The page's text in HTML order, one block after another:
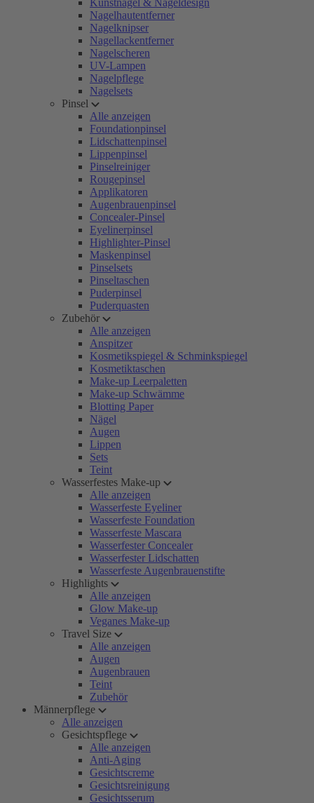
Kunstnägel & Nageldesign
Nagelhautentferner
Nagelknipser
Nagellackentferner
Nagelscheren
UV-Lampen
Nagelpflege
Nagelsets
Pinsel
Alle anzeigen
Foundationpinsel
Lidschattenpinsel
Lippenpinsel
Pinselreiniger
Rougepinsel
Applikatoren
Augenbrauenpinsel
Concealer-Pinsel
Eyelinerpinsel
Highlighter-Pinsel
Maskenpinsel
Pinselsets
Pinseltaschen
Puderpinsel
Puderquasten
Zubehör
Alle anzeigen
Anspitzer
Kosmetikspiegel & Schminkspiegel
Kosmetiktaschen
Make-up Leerpaletten
Make-up Schwämme
Blotting Paper
Nägel
Augen
Lippen
Sets
Teint
Wasserfestes Make-up
Alle anzeigen
Wasserfeste Eyeliner
Wasserfeste Foundation
Wasserfeste Mascara
Wasserfester Concealer
Wasserfester Lidschatten
Wasserfeste Augenbrauenstifte
Highlights
Alle anzeigen
Glow Make-up
Veganes Make-up
Travel Size
Alle anzeigen
Augen
Augenbrauen
Teint
Zubehör
Männerpflege
Alle anzeigen
Gesichtspflege
Alle anzeigen
Anti-Aging
Gesichtscreme
Gesichtsreinigung
Gesichtsserum